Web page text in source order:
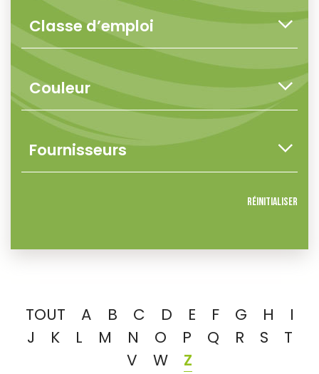
Réinitialiser
TOUT A B C D E F G H
I
J
K L M N O P Q R S
T
V
W Z